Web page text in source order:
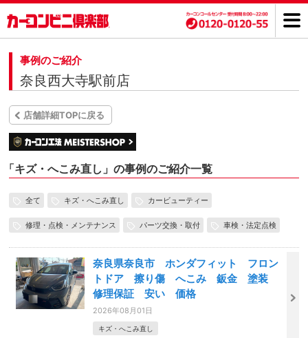
事例のご紹介
奈良西大寺駅前店
店舗詳細TOPに戻る
「キズ・へこみ直し」の事例のご紹介一覧
全て キズ・へこみ直し カービューティー
修理・点検・メンテナンス パーツ交換・取付 車検・法定点検
奈良県奈良市 ホンダフィット フロン
トドア 擦り傷 へこみ 鈑金 塗装
修理保証 安い 価格
2026年08月01日
キズ・へこみ直し